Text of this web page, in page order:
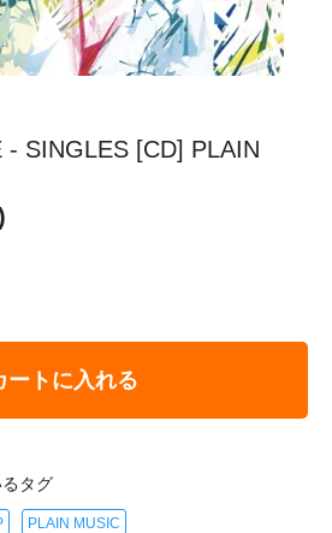
- SINGLES [CD] PLAIN
ートに入れる
タグ
PLAIN MUSIC